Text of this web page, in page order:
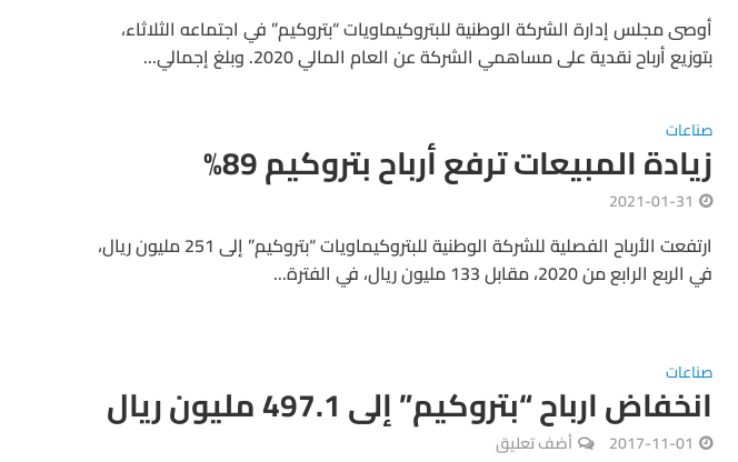
أوصى مجلس إدارة الشركة الوطنية للبتروكيماويات “بتروكيم” في اجتماعه الثلاثاء،
بتوزيع أرباح نقدية على مساهمي الشركة عن العام المالي 2020. وبلغ إجمالي...
صناعات
زيادة المبيعات ترفع أرباح بتروكيم 89%
2021-01-31
ارتفعت الأرباح الفصلية للشركة الوطنية للبتروكيماويات “بتروكيم” إلى 251 مليون ريال،
في الربع الرابع من 2020، مقابل 133 مليون ريال، في الفترة...
صناعات
انخفاض ارباح “بتروكيم” إلى 497.1 مليون ريال
2017-11-01 أضف تعليق